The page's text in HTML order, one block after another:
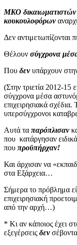
ΜΚΟ δικαιωματιστών
κουκουλοφόρων
Δεν αντιμετωπίζονται
Θέλουν σύγχρονα
Που δενυπάρχουν
(Στην τριετία 2012-15
σύγχρονα μέσα
επιχειρησιακά
υπερσύγχρονοι
Αυτά τα παρόπλισαν
που κατάργησαν
που προϋπήρχαν!
Και άρχισαν να
στα Εξάρχεια…
Σήμερα το πρόβλημα
επιχειρησιακή
από την αρχή…)
* Κι αν κάποιος έχει
εξεγέρσεις δεν